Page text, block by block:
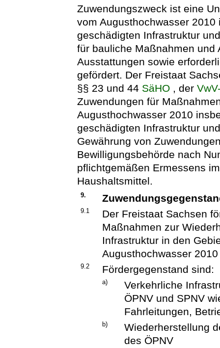
Zuwendungszweck ist eine
vom Augusthochwasser
geschädigten Infrastruktur
für bauliche Maßnahmen
Ausstattungen sowie
gefördert. Der Freistaat
§§ 23 und 44 SäHO , der
Zuwendungen für
Augusthochwasser 2010
geschädigten Infrastruktur
Gewährung von
Bewilligungsbehörde nach
pflichtgemäßen Ermessens
Haushaltsmittel.
9.
9.1
Der Freistaat Sachsen
Maßnahmen zur
Infrastruktur in den
Augusthochwasser
9.2 Fördergegenstand sind:
a)
Verkehrliche
ÖPNV und SPNV
Fahrleitungen,
b)
Wiederherstellung
des ÖPNV